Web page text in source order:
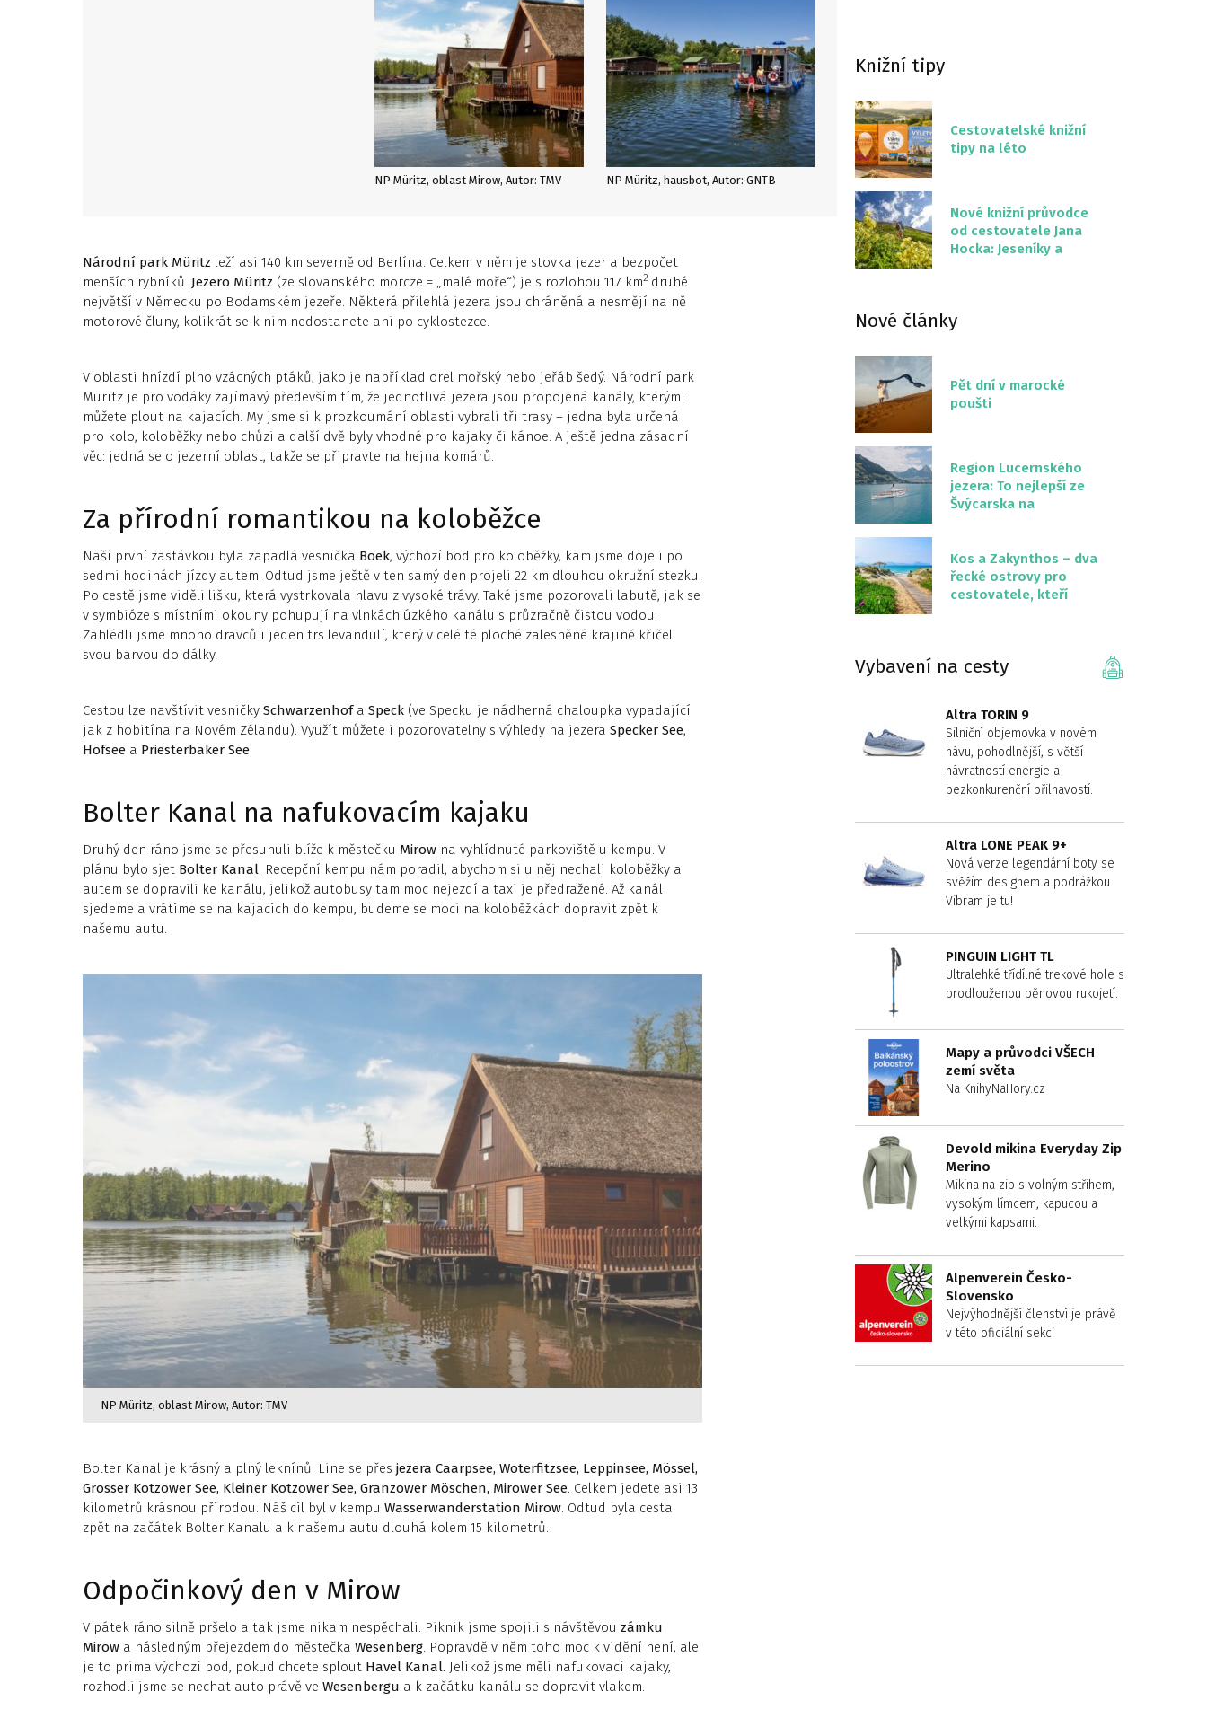
NP Müritz, oblast Mirow, Autor: TMV NP Müritz, hausbot, Autor: GNTB
Národní park Müritz leží asi 140 km severně od Berlína. Celkem v něm je stovka jezer a bezpočet
menších rybníků. Jezero Müritz (ze slovanského morcze = „malé moře“) je s rozlohou 117 km2 druhé
největší v Německu po Bodamském jezeře. Některá přilehlá jezera jsou chráněná a nesmějí na ně
motorové čluny, kolikrát se k nim nedostanete ani po cyklostezce.
V oblasti hnízdí plno vzácných ptáků, jako je například orel mořský nebo jeřáb šedý. Národní park
Müritz je pro vodáky zajímavý především tím, že jednotlivá jezera jsou propojená kanály, kterými
můžete plout na kajacích. My jsme si k prozkoumání oblasti vybrali tři trasy – jedna byla určená
pro kolo, koloběžky nebo chůzi a další dvě byly vhodné pro kajaky či kánoe. A ještě jedna zásadní
věc: jedná se o jezerní oblast, takže se připravte na hejna komárů.
Za přírodní romantikou na koloběžce
Naší první zastávkou byla zapadlá vesnička Boek, výchozí bod pro koloběžky, kam jsme dojeli po
sedmi hodinách jízdy autem. Odtud jsme ještě v ten samý den projeli 22 km dlouhou okružní stezku.
Po cestě jsme viděli lišku, která vystrkovala hlavu z vysoké trávy. Také jsme pozorovali labutě, jak se
v symbióze s místními okouny pohupují na vlnkách úzkého kanálu s průzračně čistou vodou.
Zahlédli jsme mnoho dravců i jeden trs levandulí, který v celé té ploché zalesněné krajině křičel
svou barvou do dálky.
Cestou lze navštívit vesničky Schwarzenhof a Speck (ve Specku je nádherná chaloupka vypadající
jak z hobitína na Novém Zélandu). Využít můžete i pozorovatelny s výhledy na jezera Specker See,
Hofsee a Priesterbäker See.
Bolter Kanal na nafukovacím kajaku
Druhý den ráno jsme se přesunuli blíže k městečku Mirow na vyhlídnuté parkoviště u kempu. V
plánu bylo sjet Bolter Kanal. Recepční kempu nám poradil, abychom si u něj nechali koloběžky a
autem se dopravili ke kanálu, jelikož autobusy tam moc nejezdí a taxi je předražené. Až kanál
sjedeme a vrátíme se na kajacích do kempu, budeme se moci na koloběžkách dopravit zpět k
našemu autu.
NP Müritz, oblast Mirow, Autor: TMV
Bolter Kanal je krásný a plný leknínů. Line se přes jezera Caarpsee, Woterfitzsee, Leppinsee, Mössel,
Grosser Kotzower See, Kleiner Kotzower See, Granzower Möschen, Mirower See. Celkem jedete asi 13
kilometrů krásnou přírodou. Náš cíl byl v kempu Wasserwanderstation Mirow. Odtud byla cesta
zpět na začátek Bolter Kanalu a k našemu autu dlouhá kolem 15 kilometrů.
Odpočinkový den v Mirow
V pátek ráno silně pršelo a tak jsme nikam nespěchali. Piknik jsme spojili s návštěvou zámku
Mirow a následným přejezdem do městečka Wesenberg. Popravdě v něm toho moc k vidění není, ale
je to prima výchozí bod, pokud chcete splout Havel Kanal. Jelikož jsme měli nafukovací kajaky,
rozhodli jsme se nechat auto právě ve Wesenbergu a k začátku kanálu se dopravit vlakem.
Knižní tipy
Cestovatelské knižní
tipy na léto
Nové knižní průvodce
od cestovatele Jana
Hocka: Jeseníky a
Nové články
Pět dní v marocké
poušti
Region Lucernského
jezera: To nejlepší ze
Švýcarska na
Kos a Zakynthos – dva
řecké ostrovy pro
cestovatele, kteří
Vybavení na cesty
Altra TORIN 9
Silniční objemovka v novém
hávu, pohodlnější, s větší
návratností energie a
bezkonkurenční přilnavostí.
Altra LONE PEAK 9+
Nová verze legendární boty se
svěžím designem a podrážkou
Vibram je tu!
PINGUIN LIGHT TL
Ultralehké třídílné trekové hole s
prodlouženou pěnovou rukojetí.
Mapy a průvodci VŠECH
zemí světa
Na KnihyNaHory.cz
Devold mikina Everyday Zip
Merino
Mikina na zip s volným střihem,
vysokým límcem, kapucou a
velkými kapsami.
Alpenverein Česko-
Slovensko
Nejvýhodnější členství je právě
v této oficiální sekci